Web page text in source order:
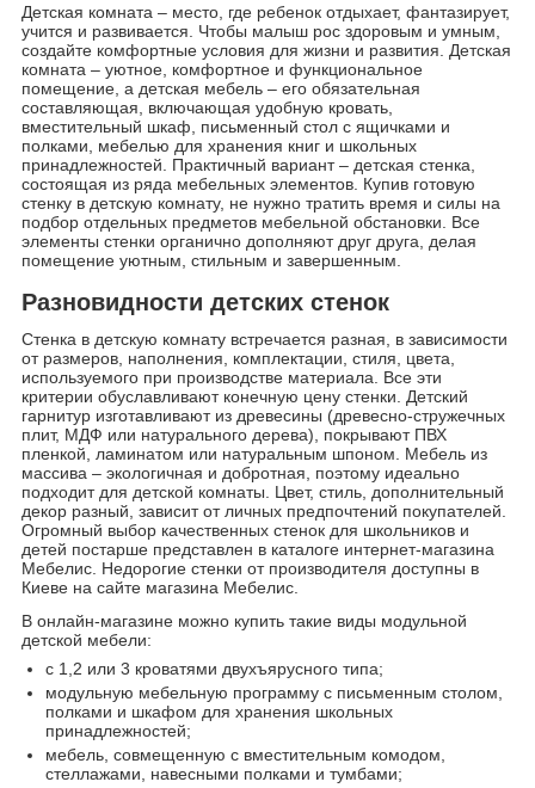
Детская комната – место, где ребенок отдыхает, фантазирует,
учится и развивается. Чтобы малыш рос здоровым и умным,
создайте комфортные условия для жизни и развития. Детская
комната – уютное, комфортное и функциональное
помещение, а детская мебель – его обязательная
составляющая, включающая удобную кровать,
вместительный шкаф, письменный стол с ящичками и
полками, мебелью для хранения книг и школьных
принадлежностей. Практичный вариант – детская стенка,
состоящая из ряда мебельных элементов. Купив готовую
стенку в детскую комнату, не нужно тратить время и силы на
подбор отдельных предметов мебельной обстановки. Все
элементы стенки органично дополняют друг друга, делая
помещение уютным, стильным и завершенным.
Разновидности детских стенок
Стенка в детскую комнату встречается разная, в зависимости
от размеров, наполнения, комплектации, стиля, цвета,
используемого при производстве материала. Все эти
критерии обуславливают конечную цену стенки. Детский
гарнитур изготавливают из древесины (древесно-стружечных
плит, МДФ или натурального дерева), покрывают ПВХ
пленкой, ламинатом или натуральным шпоном. Мебель из
массива – экологичная и добротная, поэтому идеально
подходит для детской комнаты. Цвет, стиль, дополнительный
декор разный, зависит от личных предпочтений покупателей.
Огромный выбор качественных стенок для школьников и
детей постарше представлен в каталоге интернет-магазина
Мебелис. Недорогие стенки от производителя доступны в
Киеве на сайте магазина Мебелис.
В онлайн-магазине можно купить такие виды модульной
детской мебели:
с 1,2 или 3 кроватями двухъярусного типа;
модульную мебельную программу с письменным столом,
полками и шкафом для хранения школьных
принадлежностей;
мебель, совмещенную с вместительным комодом,
стеллажами, навесными полками и тумбами;